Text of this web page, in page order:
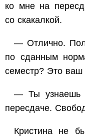
ко мне на
со скакалкой.
— Отлично.
по сданным
семестр? Это ваш
— Ты узнаешь
пересдаче.
Кристина не